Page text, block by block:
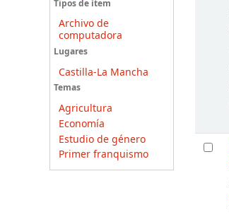
Tipos de ítem
Archivo de
computadora
Lugares
Castilla-La Mancha
Temas
Agricultura
Economía
Estudio de género
Primer franquismo